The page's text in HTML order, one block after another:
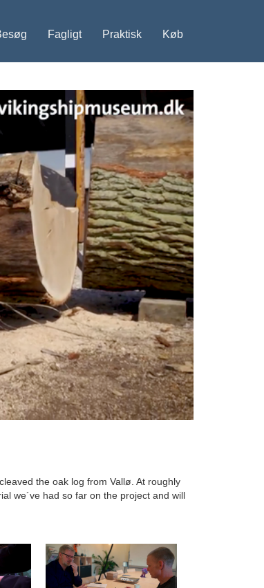
Fagligt Praktisk Køb
the oak log from Vallø. At roughly
we´ve had so far on the project and will